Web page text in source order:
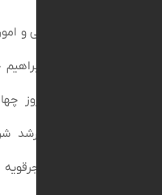
عمومی و امور بین‌الملل
مهندس ابراهیم حکیمی
مدیران ارشد شرکت از
خورشیدی ۱۰